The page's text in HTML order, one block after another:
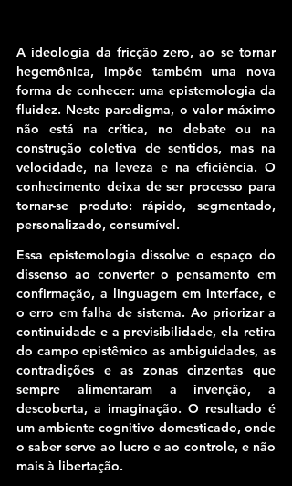
A ideologia da fricção zero, ao se tornar
hegemônica, impõe também uma nova
forma de conhecer: uma epistemologia da
fluidez. Neste paradigma, o valor máximo
não está na crítica, no debate ou na
construção coletiva de sentidos, mas na
velocidade, na leveza e na eficiência. O
conhecimento deixa de ser processo para
tornar-se produto: rápido, segmentado,
personalizado, consumível.
Essa epistemologia dissolve o espaço do
dissenso ao converter o pensamento em
confirmação, a linguagem em interface, e
o erro em falha de sistema. Ao priorizar a
continuidade e a previsibilidade, ela retira
do campo epistêmico as ambiguidades, as
contradições e as zonas cinzentas que
sempre alimentaram a invenção, a
descoberta, a imaginação. O resultado é
um ambiente cognitivo domesticado, onde
o saber serve ao lucro e ao controle, e não
mais à libertação.